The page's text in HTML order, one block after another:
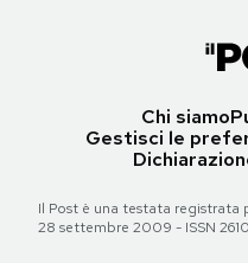
Chi siamo
Gestisci le
Il Post è una testata registrata
28 settembre 2009 - ISSN